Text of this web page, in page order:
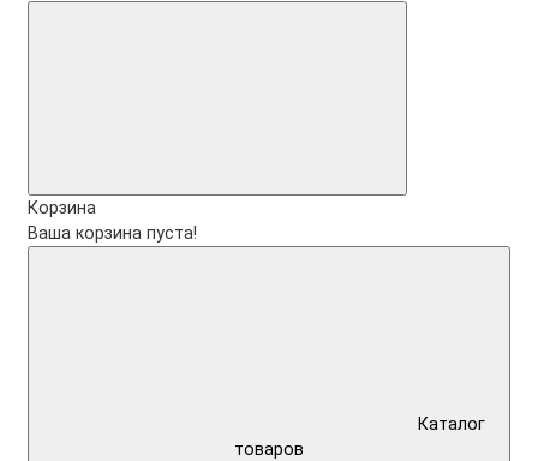
Корзина
Ваша корзина пуста!
Каталог
товаров